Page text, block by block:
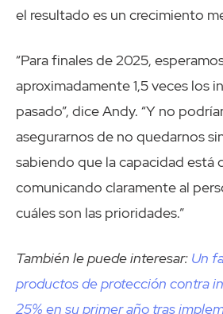
el resultado es un crecimiento
“Para finales de 2025,
aproximadamente 1,5 veces los
pasado”, dice Andy. “Y no
asegurarnos de no quedarnos
sabiendo que la capacidad está
comunicando claramente al
cuáles son las prioridades.”
También le puede interesar: Un
productos de protección contra
25% en su primer año tras